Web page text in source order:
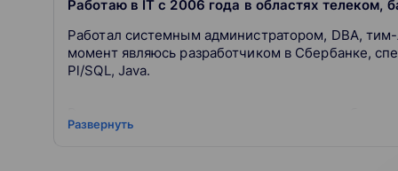
Работаю в IT с 2006 года в областях телеком,
Работал системным администратором, DBA,
момент являюсь разработчиком в Сбербанке,
Pl/SQL, Java.
занимаюсь разработкой модулей веб-
Развернуть